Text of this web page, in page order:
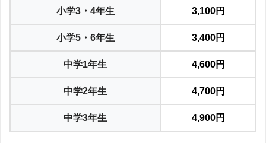
小学3・4年生 3,100円
小学5・6年生 3,400円
中学1年生 4,600円
中学2年生 4,700円
中学3年生 4,900円